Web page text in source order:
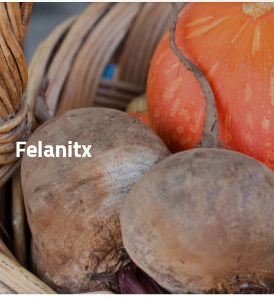
Felanitx